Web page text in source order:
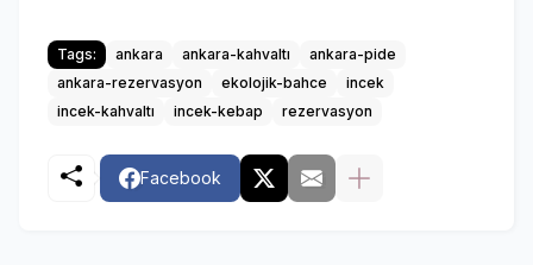
Tags: ankara ankara-kahvaltı
ankara-pide
ankara-rezervasyon
ekolojik-bahce
incek
incek-kahvaltı
incek-kebap rezervasyon
Facebook